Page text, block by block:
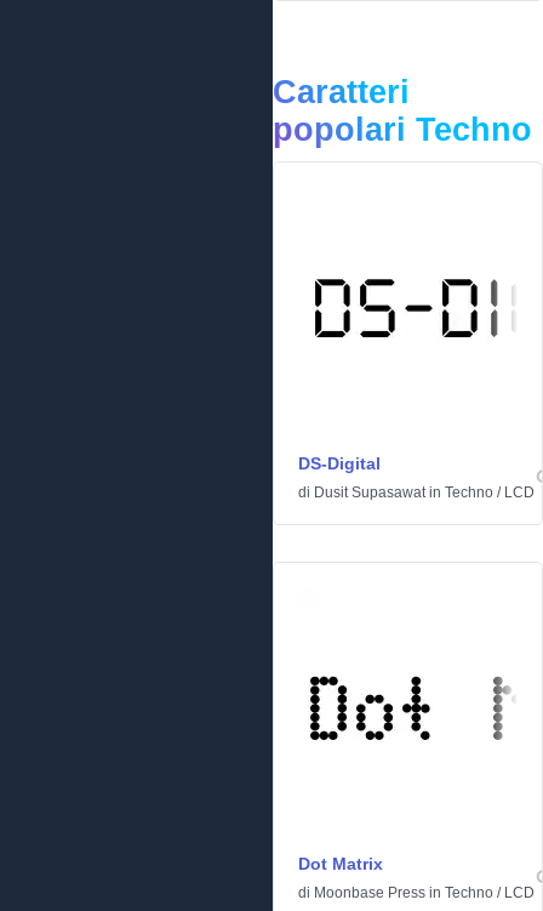
Caratteri
popolari Techno
DS-Digital
di Dusit Supasawatin Techno / LCD
Dot Matrix
di Moonbase Press in Techno / LCD